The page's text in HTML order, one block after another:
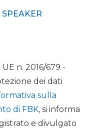
n. 2016/679 -
dei dati
sulla
di FBK, si informa
e divulgato